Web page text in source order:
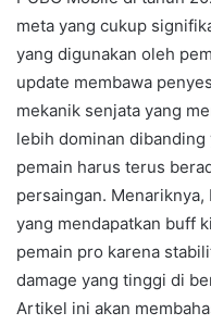
meta yang cukup
yang digunakan oleh
update membawa
mekanik senjata yang
lebih dominan
pemain harus terus
persaingan.
yang mendapatkan buff
pemain pro karena
damage yang tinggi di
Artikel ini akan